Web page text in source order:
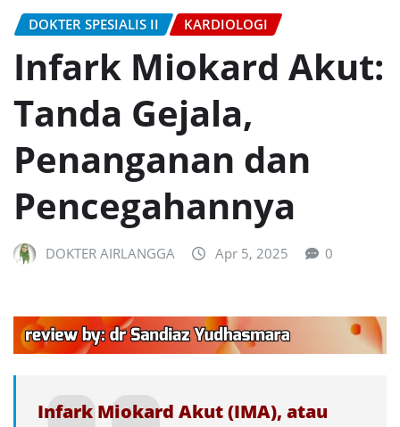
DOKTER SPESIALIS II KARDIOLOGI
Infark Miokard Akut:
Tanda Gejala,
Penanganan dan
Pencegahannya
DOKTER AIRLANGGA Apr 5, 2025 0
Infark Miokard Akut (IMA), atau